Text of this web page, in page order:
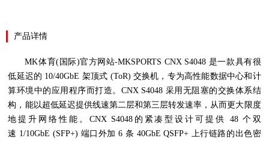
产品详情
MK体育(国际)官方网站-MKSPORTS CNX S4048 是一款具有很
低延迟的 10/40GbE 架顶式 (ToR) 交换机，专为高性能数据中心和计
算环境中的应用程序而打造。 CNX S4048 采用无阻塞的交换体系结
构，能以超低延迟提供线速第二层和第三层转发速率，从而更大限度
地提升网络性能。 CNX S4048的紧凑型设计可提供 48 个双
速 1/10GbE (SFP+) 端口外加 6 条 40GbE QSFP+ 上行链路的出色密